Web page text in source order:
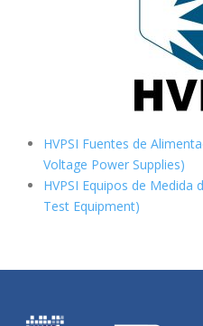
HVPSI Fuentes de
Voltage Power Supplies)
HVPSI Equipos de Medida
Test Equipment)